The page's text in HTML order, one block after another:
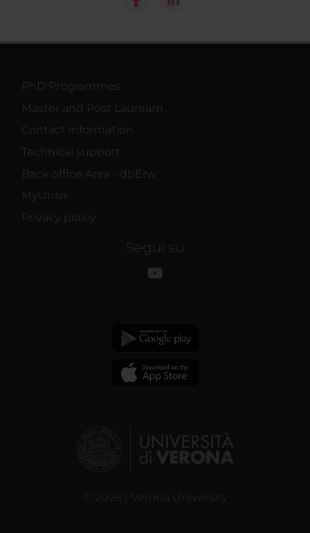
PhD Programmes
Master and Post Lauream
Contact information
Technical support
Back office Area - dbErw
MyUnivr
Privacy policy
Segui su
© 2026 | Verona University